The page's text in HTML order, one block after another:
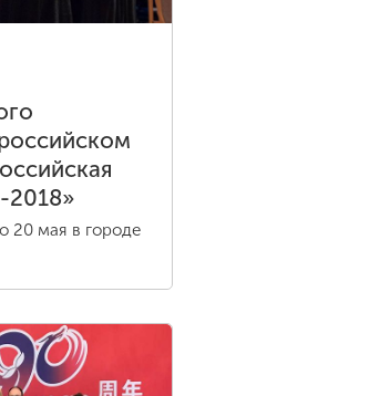
2018»
20 мая в городе